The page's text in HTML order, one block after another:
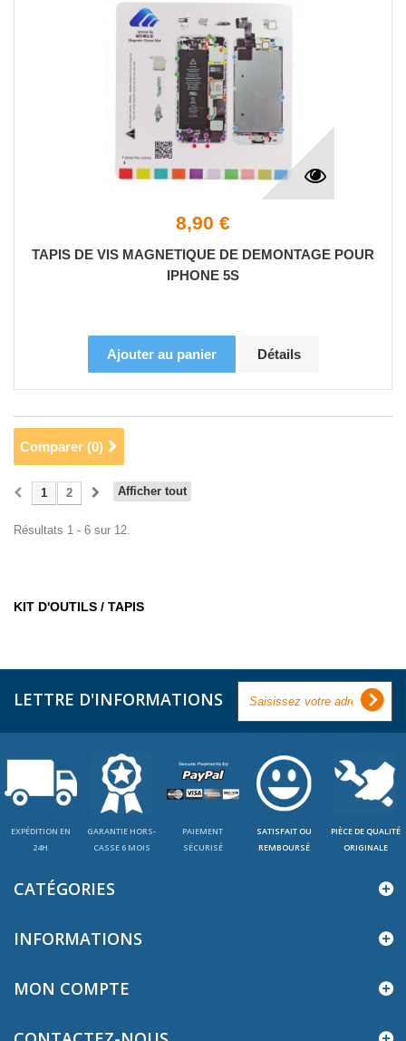
8,90 €
TAPIS DE VIS MAGNETIQUE DE DEMONTAGE POUR
IPHONE 5S
Ajouter au panier Détails
Comparer (0)
Afficher tout
1 2
Résultats 1 - 6 sur 12.
KIT D'OUTILS / TAPIS
LETTRE D'INFORMATIONS
EXPÉDITION EN
24H
GARANTIE HORS-
CASSE 6 MOIS
PAIEMENT
SÉCURISÉ
SATISFAIT OU
REMBOURSÉ
PIÈCE DE QUALITÉ
ORIGINALE
CATÉGORIES
INFORMATIONS
MON COMPTE